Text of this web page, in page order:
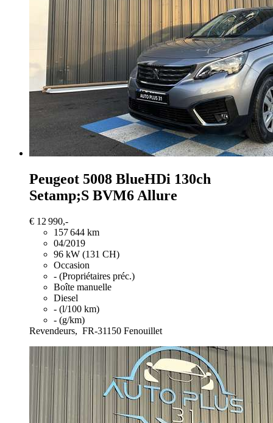
Peugeot 5008 BlueHDi 130ch
Setamp;S BVM6 Allure
€ 12 990,-
157 644 km
04/2019
96 kW (131 CH)
Occasion
- (Propriétaires préc.)
Boîte manuelle
Diesel
- (l/100 km)
- (g/km)
Revendeurs, FR-31150 Fenouillet